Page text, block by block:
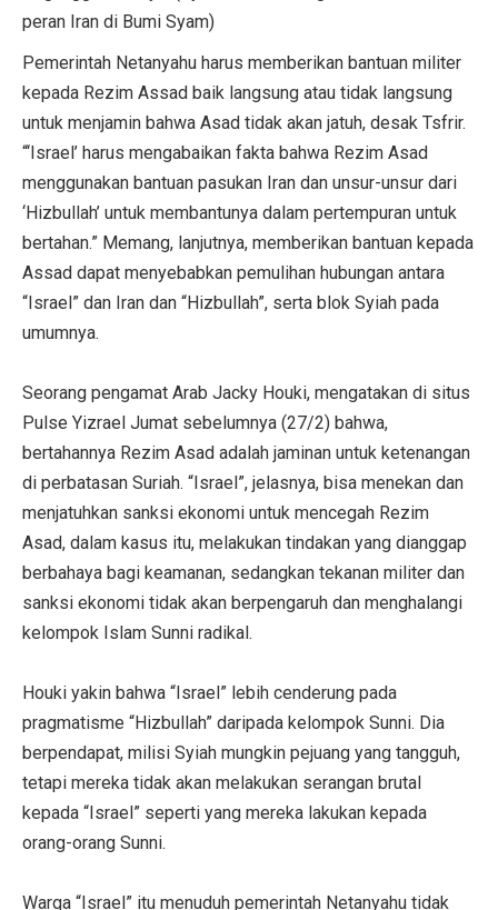
peran Iran di Bumi Syam)
Pemerintah Netanyahu harus memberikan bantuan militer
kepada Rezim Assad baik langsung atau tidak langsung
untuk menjamin bahwa Asad tidak akan jatuh, desak Tsfrir.
“‘Israel’ harus mengabaikan fakta bahwa Rezim Asad
menggunakan bantuan pasukan Iran dan unsur-unsur dari
‘Hizbullah’ untuk membantunya dalam pertempuran untuk
bertahan.” Memang, lanjutnya, memberikan bantuan kepada
Assad dapat menyebabkan pemulihan hubungan antara
“Israel” dan Iran dan “Hizbullah”, serta blok Syiah pada
umumnya.
Seorang pengamat Arab Jacky Houki, mengatakan di situs
Pulse Yizrael Jumat sebelumnya (27/2) bahwa,
bertahannya Rezim Asad adalah jaminan untuk ketenangan
di perbatasan Suriah. “Israel”, jelasnya, bisa menekan dan
menjatuhkan sanksi ekonomi untuk mencegah Rezim
Asad, dalam kasus itu, melakukan tindakan yang dianggap
berbahaya bagi keamanan, sedangkan tekanan militer dan
sanksi ekonomi tidak akan berpengaruh dan menghalangi
kelompok Islam Sunni radikal.
Houki yakin bahwa “Israel” lebih cenderung pada
pragmatisme “Hizbullah” daripada kelompok Sunni. Dia
berpendapat, milisi Syiah mungkin pejuang yang tangguh,
tetapi mereka tidak akan melakukan serangan brutal
kepada “Israel” seperti yang mereka lakukan kepada
orang-orang Sunni.
Warga “Israel” itu menuduh pemerintah Netanyahu tidak